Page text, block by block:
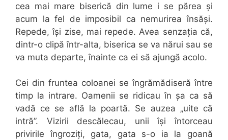
cea mai mare biserică din lume i se părea și
acum la fel de imposibil ca nemurirea însăși.
Repede, își zise, mai repede. Avea senzația că,
dintr-o clipă într-alta, biserica se va nărui sau se
va muta departe, înainte ca ei să ajungă acolo.
Cei din fruntea coloanei se îngrămădiseră între
timp la intrare. Oamenii se ridicau în șa ca să
vadă ce se află la poartă. Se auzea „uite că
intră”. Vizirii descălecau, unii își întorceau
privirile îngroziți, gata, gata s-o ia la goană